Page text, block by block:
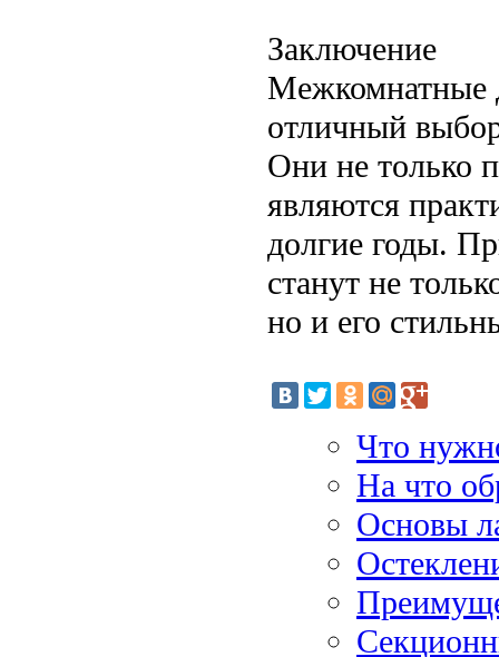
Заключение
Межкомнатные
отличный
Они не только
являются
долгие годы.
станут не
но и его
Что
На что
Основы